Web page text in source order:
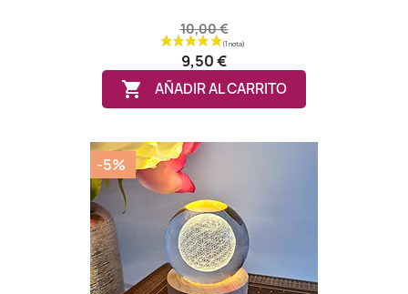
10,00 €
9,50 €
 AÑADIR AL CARRITO
-5%